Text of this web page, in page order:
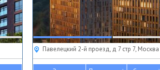
Павелецкий 2-й проезд, д 7 стр 7, Москва